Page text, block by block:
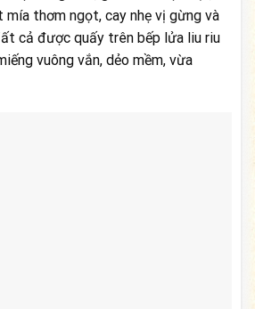
mía thơm ngọt, cay nhẹ vị gừng và
cả được quấy trên bếp lửa liu riu
vuông vắn, dẻo mềm, vừa